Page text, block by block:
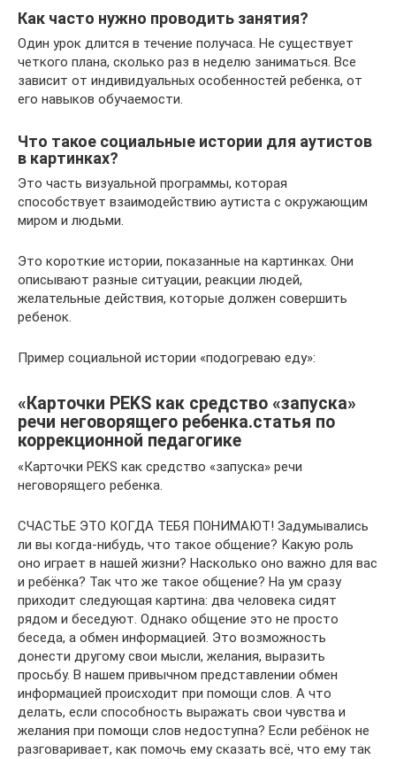
Как часто нужно проводить занятия?
Один урок длится в течение получаса. Не существует
четкого плана, сколько раз в неделю заниматься. Все
зависит от индивидуальных особенностей ребенка, от
его навыков обучаемости.
Что такое социальные истории для аутистов
в картинках?
Это часть визуальной программы, которая
способствует взаимодействию аутиста с окружающим
миром и людьми.
Это короткие истории, показанные на картинках. Они
описывают разные ситуации, реакции людей,
желательные действия, которые должен совершить
ребенок.
Пример социальной истории «подогреваю еду»:
«Карточки PEKS как средство «запуска»
речи неговорящего ребенка.статья по
коррекционной педагогике
«Карточки PEKS как средство «запуска» речи
неговорящего ребенка.
СЧАСТЬЕ ЭТО КОГДА ТЕБЯ ПОНИМАЮТ! Задумывались
ли вы когда-нибудь, что такое общение? Какую роль
оно играет в нашей жизни? Насколько оно важно для вас
и ребёнка? Так что же такое общение? На ум сразу
приходит следующая картина: два человека сидят
рядом и беседуют. Однако общение это не просто
беседа, а обмен информацией. Это возможность
донести другому свои мысли, желания, выразить
просьбу. В нашем привычном представлении обмен
информацией происходит при помощи слов. А что
делать, если способность выражать свои чувства и
желания при помощи слов недоступна? Если ребёнок не
разговаривает, как помочь ему сказать всё, что ему так